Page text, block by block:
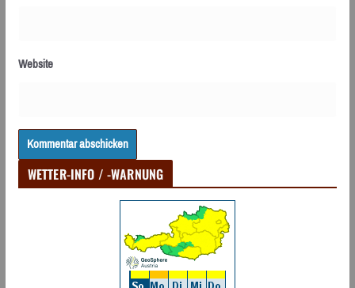
Website
WETTER-INFO / -WARNUNG